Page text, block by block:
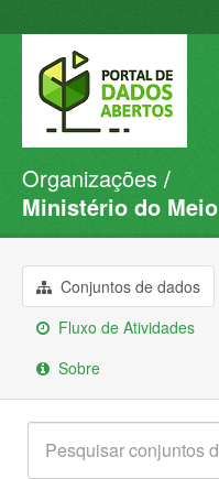
Conjuntos de dados
Organizações
Sobre
Organizações
Ministério do
Conjuntos de dados
Fluxo de Atividades
Sobre